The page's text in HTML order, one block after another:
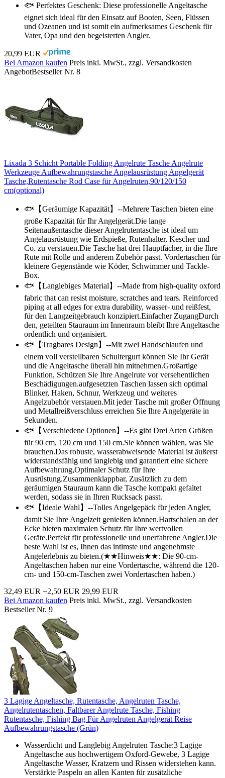
🐟 Perfektes Geschenk: Diese professionelle Angeltasche
eignet sich ideal für den Einsatz auf Booten, Seen, Flüssen
und Ozeanen und ist somit ein aufmerksames Geschenk für
Vater, Opa und den begeisterten Angler.
20,99 EUR
Bei Amazon kaufen Preis inkl. MwSt., zzgl. Versandkosten
AngebotBestseller Nr. 8
Lixada 3 Schicht Portable Folding Angelrute Tasche Angelrute
Werkzeuge Aufbewahrungstasche Angelausrüstung Angelgerät
Tasche,Rutentasche Rod Case für Angelruten,90/120/150
cm(optional)
🐟【Geräumige Kapazität】--Mehrere Taschen bieten eine
große Kapazität für Ihr Angelgerät.Die lange
Seitenaußentasche dieser Angelrutentasche ist ideal um
Angelausrüstung wie Erdspieße, Rutenhalter, Kescher und
Co. zu verstauen.Die Tasche hat drei Hauptfächer, in die Ihre
Rute mit Rolle und anderem Zubehör passt. Vordertaschen für
kleinere Gegenstände wie Köder, Schwimmer und Tackle-
Box.
🐟【Langlebiges Material】--Made from high-quality oxford
fabric that can resist moisture, scratches and tears. Reinforced
piping at all edges for extra durability, wasser- und reißfest,
für den Langzeitgebrauch konzipiert.Einfacher ZugangDurch
den, geteilten Stauraum im Innenraum bleibt Ihre Angeltasche
ordentlich und organisiert.
🐟【Tragbares Design】--Mit zwei Handschlaufen und
einem voll verstellbaren Schultergurt können Sie Ihr Gerät
und die Angeltasche überall hin mitnehmen.Großartige
Funktion, Schützen Sie Ihre Angelrute vor versehentlichen
Beschädigungen.aufgesetzten Taschen lassen sich optimal
Blinker, Haken, Schnur, Werkzeug und weiteres
Angelzubehör verstauen.Mit jeder Tasche mit großer Öffnung
und Metallreißverschluss erreichen Sie Ihre Angelgeräte in
Sekunden.
🐟【Verschiedene Optionen】--Es gibt Drei Arten Größen
für 90 cm, 120 cm und 150 cm.Sie können wählen, was Sie
brauchen.Das robuste, wasserabweisende Material ist äußerst
widerstandsfähig und langlebig und garantiert eine sichere
Aufbewahrung,Optimaler Schutz für Ihre
Ausrüstung.Zusammenklappbar, Zusätzlich zu dem
geräumigen Stauraum kann die Tasche kompakt gefaltet
werden, sodass sie in Ihren Rucksack passt.
🐟【Ideale Wahl】--Tolles Angelgepäck für jeden Angler,
damit Sie Ihre Angelzeit genießen können.Hartschalen an der
Ecke bieten maximalen Schutz für Ihre wertvollen
Geräte.Perfekt für professionelle und unerfahrene Angler.Die
beste Wahl ist es, Ihnen das intimste und angenehmste
Angelerlebnis zu bieten.(★★Hinweis★★: Die 90-cm-
Angeltaschen haben nur eine Vordertasche, während die 120-
cm- und 150-cm-Taschen zwei Vordertaschen haben.)
32,49 EUR −2,50 EUR 29,99 EUR
Bei Amazon kaufen Preis inkl. MwSt., zzgl. Versandkosten
Bestseller Nr. 9
3 Lagige Angeltasche, Rutentasche, Angelruten Tasche,
Angelrutentaschen, Faltbarer Angelrute Tasche, Fishing
Rutentasche, Fishing Bag Für Angelruten Angelgerät Reise
Aufbewahrungstasche (Grün)
Wasserdicht und Langlebig Angelruten Tasche:3 Lagige
Angeltasche aus hochwertigem Oxford-Gewebe, 3 Lagige
Angeltasche Wasser, Kratzern und Rissen widerstehen kann.
Verstärkte Paspeln an allen Kanten für zusätzliche